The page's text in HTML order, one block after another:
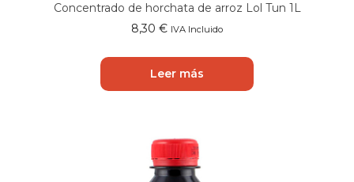
Concentrado de horchata de arroz Lol Tun 1L
8,30 € IVA Incluido
Leer más